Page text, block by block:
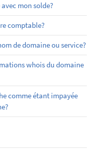
mon solde?
comptable?
de domaine ou service?
whois du domaine
comme étant impayée